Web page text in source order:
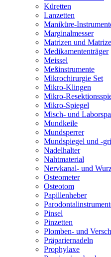
Küretten
Lanzetten
Maniküre-
Marginalmesser
Matrizen und
Medikamententräger
Meissel
Meßinstrumente
Mikrochirurgie Set
Mikro-Klingen
Mikro-
Mikro-Spiegel
Misch- und
Mundkeile
Mundsperrer
Mundspiegel und -
Nadelhalter
Nahtmaterial
Nervkanal- und
Osteometer
Osteotom
Papillenheber
Pinsel
Pinzetten
Plomben- und
Präpariernadeln
Prophylaxe